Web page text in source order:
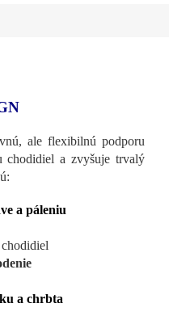
ale flexibilnú podporu
chodidiel a zvyšuje trvalý
a páleniu
a chrbta